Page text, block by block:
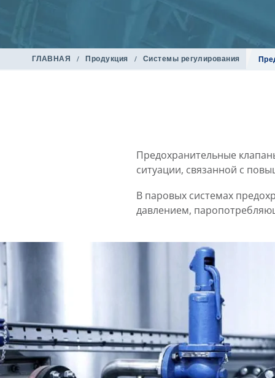
ГЛАВНАЯ / Продукция / Системы регулирования
Предохранительные
ситуации, связанной с
В паровых системах
давлением,